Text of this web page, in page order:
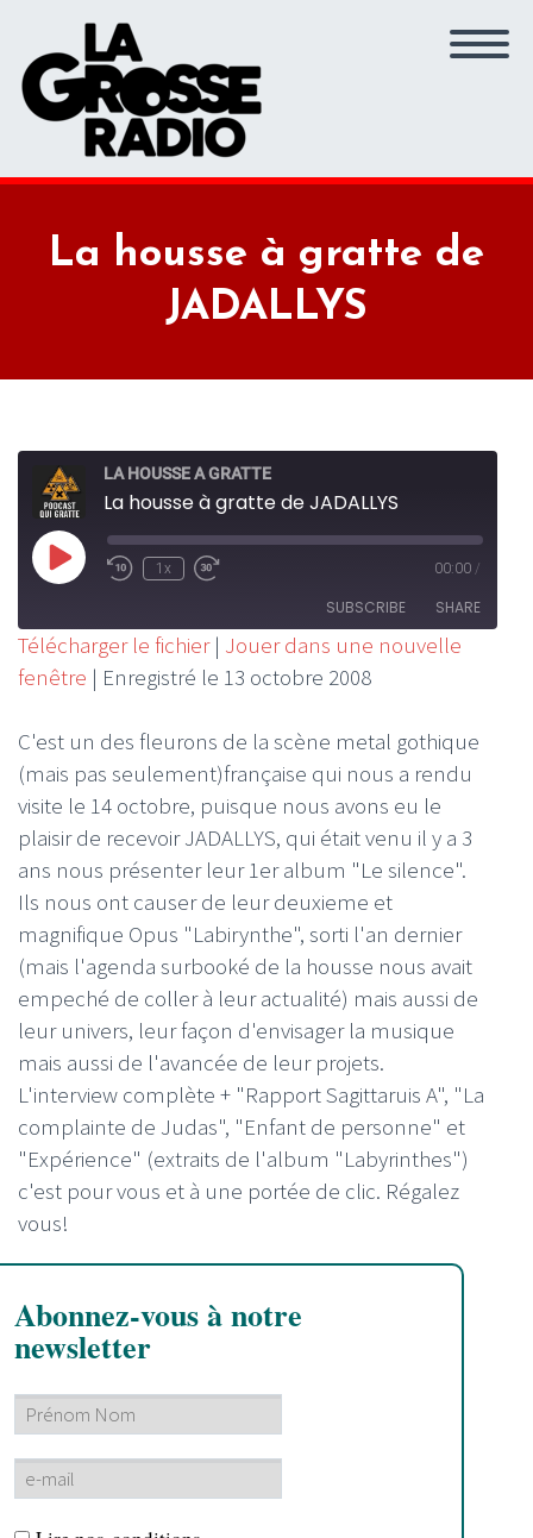
La housse à gratte de
JADALLYS
LA HOUSSE A GRATTE
La housse à gratte de JADALLYS
Play
EpisodeRewind
Seconds
1x
Fast
30
seconds
00:00 /
SUBSCRIBE SHARE
RSS FEED
SHARE
EMBED
Télécharger le fichier| Jouer dans une nouvelle
fenêtre | Enregistré le 13 octobre 2008
C'est un des fleurons de la scène metal gothique
(mais pas seulement)française qui nous a rendu
visite le 14 octobre, puisque nous avons eu le
plaisir de recevoir JADALLYS, qui était venu il y a 3
ans nous présenter leur 1er album "Le silence".
Ils nous ont causer de leur deuxieme et
magnifique Opus "Labirynthe", sorti l'an dernier
(mais l'agenda surbooké de la housse nous avait
empeché de coller à leur actualité) mais aussi de
leur univers, leur façon d'envisager la musique
mais aussi de l'avancée de leur projets.
L'interview complète + "Rapport Sagittaruis A", "La
complainte de Judas", "Enfant de personne" et
"Expérience" (extraits de l'album "Labyrinthes")
c'est pour vous et à une portée de clic. Régalez
vous!
Abonnez-vous à notre
newsletter